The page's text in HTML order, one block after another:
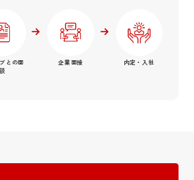
との面
談
企業面接 内定・入社